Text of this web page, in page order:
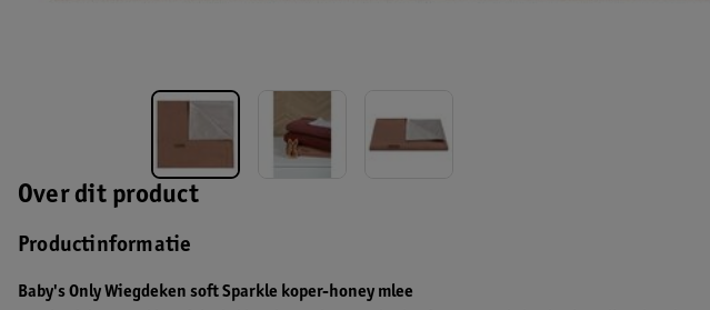
Over dit product
Productinformatie
Baby's Only Wiegdeken soft Sparkle koper-honey mlee